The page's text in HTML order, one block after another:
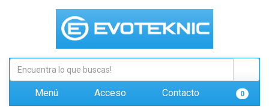
Menú Acceso Contacto 0